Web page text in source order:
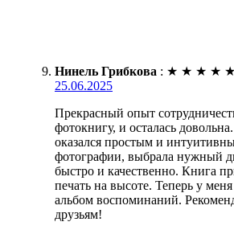
Нинель Грибкова : ★ ★ ★ ★ ★
25.06.2025
Прекрасный опыт
фотокнигу, и осталась
оказался простым и
фотографии, выбрала нужный
быстро и качественно. Книга
печать на высоте. Теперь у
альбом воспоминаний.
друзьям!